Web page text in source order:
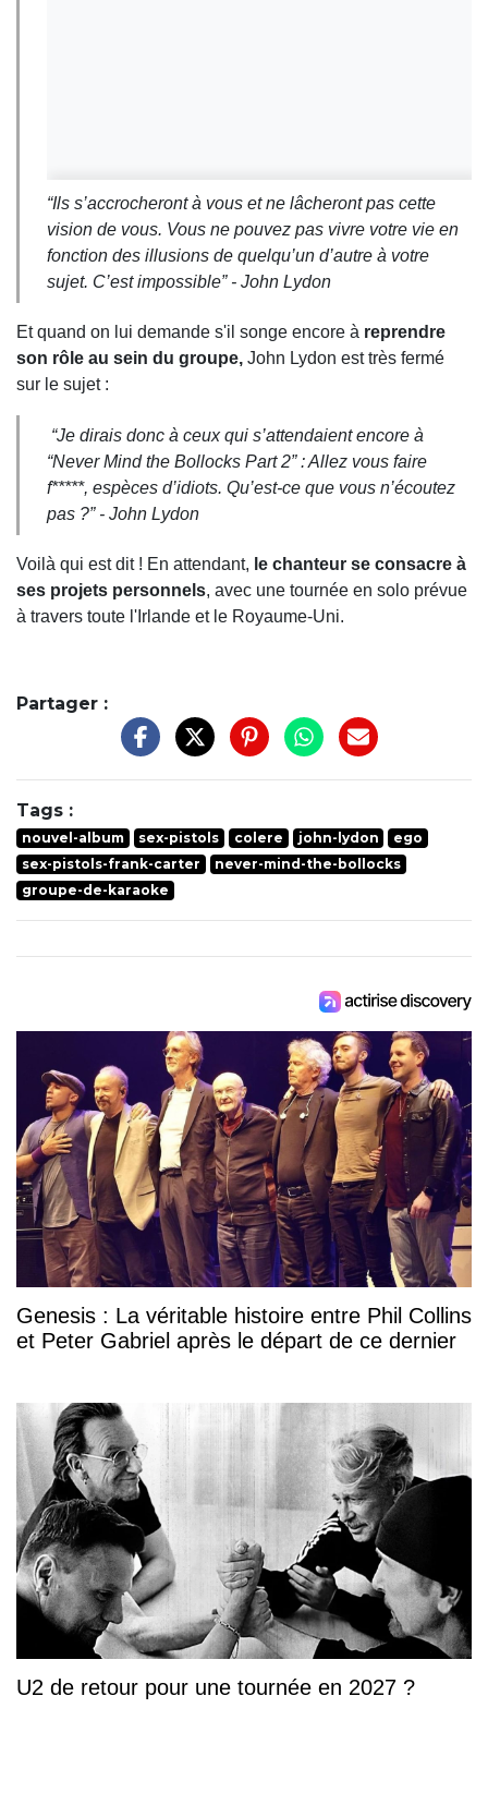
“Ils s’accrocheront à vous et ne lâcheront pas cette
vision de vous. Vous ne pouvez pas vivre votre vie en
fonction des illusions de quelqu’un d’autre à votre
sujet. C’est impossible” - John Lydon
Et quand on lui demande s'il songe encore à reprendre
son rôle au sein du groupe, John Lydon est très fermé
sur le sujet :
“Je dirais donc à ceux qui s’attendaient encore à
“Never Mind the Bollocks Part 2” : Allez vous faire
f*****, espèces d’idiots. Qu’est-ce que vous n’écoutez
pas ?” - John Lydon
Voilà qui est dit ! En attendant, le chanteur se consacre à
ses projets personnels, avec une tournée en solo prévue
à travers toute l'Irlande et le Royaume-Uni.
Partager :
Tags :
nouvel-album sex-pistols colere john-lydon
ego
sex-pistols-frank-carter
never-mind-the-bollocks
groupe-de-karaoke
Genesis : La véritable histoire entre Phil Collins
et Peter Gabriel après le départ de ce dernier
U2 de retour pour une tournée en 2027 ?